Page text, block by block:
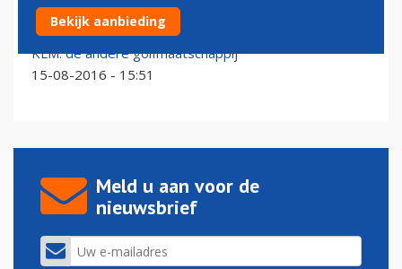
Emirates steekt extra geld in sponsoring Real Madrid
10-06-2026 - 07:00
KLM: de andere golfmaatschappij
15-08-2016 - 15:51
Meld u aan voor de
nieuwsbrief
Bekijk aanbieding